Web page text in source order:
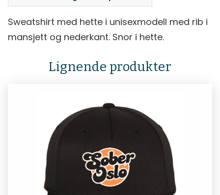
Sweatshirt med hette i unisexmodell med rib i
mansjett og nederkant. Snor i hette.
Lignende produkter